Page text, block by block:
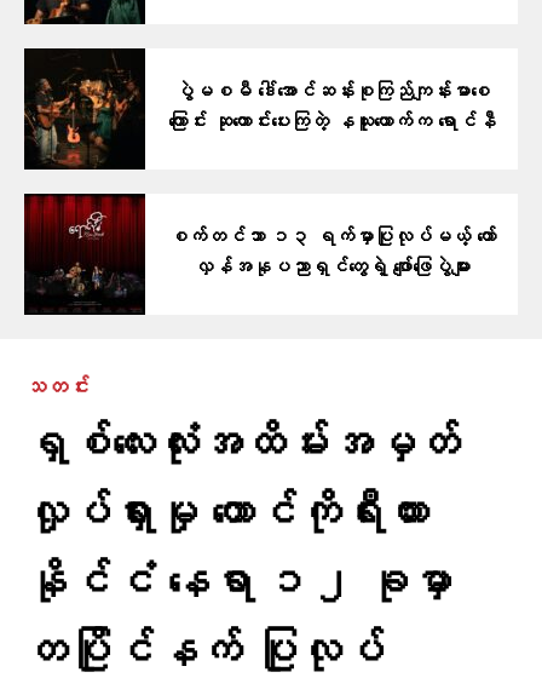
ပွဲမစမီ ဒေါ်အောင်ဆန်းစုကြည်ကျန်းမာစေ
ကြောင်း ဆုတောင်းပေးကြတဲ့ နယူးယောက်က ရောင်နီ
စက်တင်ဘာ ၁၃ ရက်မှာပြုလုပ်မယ့် တော်
လှန်အနုပညာရှင်တွေရဲ့ ဖျော်ဖြေပွဲများ
သတင်း
ရှစ်လေးလုံးအထိမ်းအမှတ်
လှုပ်ရှားမှု တောင်ကိုရီးယား
နိုင်ငံ နေရာ ၁၂ ခုမှာ
တပြိုင်နက် ပြုလုပ်